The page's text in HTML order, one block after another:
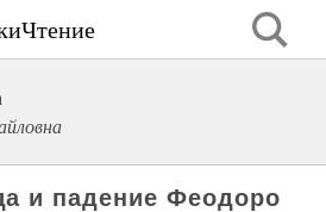
и падение Феодоро